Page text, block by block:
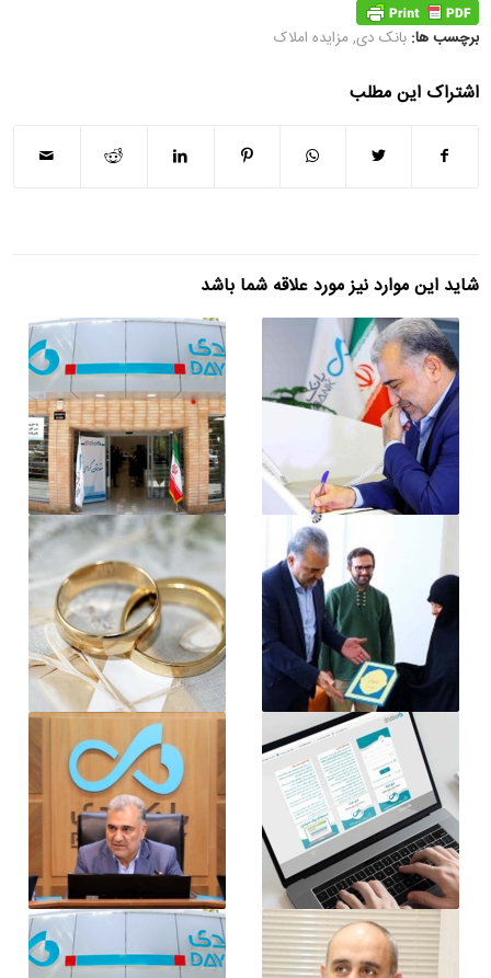
برچسب ها: بانک دی, مزایده املاک
اشتراک این مطلب
شاید این موارد نیز مورد علاقه شما باشد